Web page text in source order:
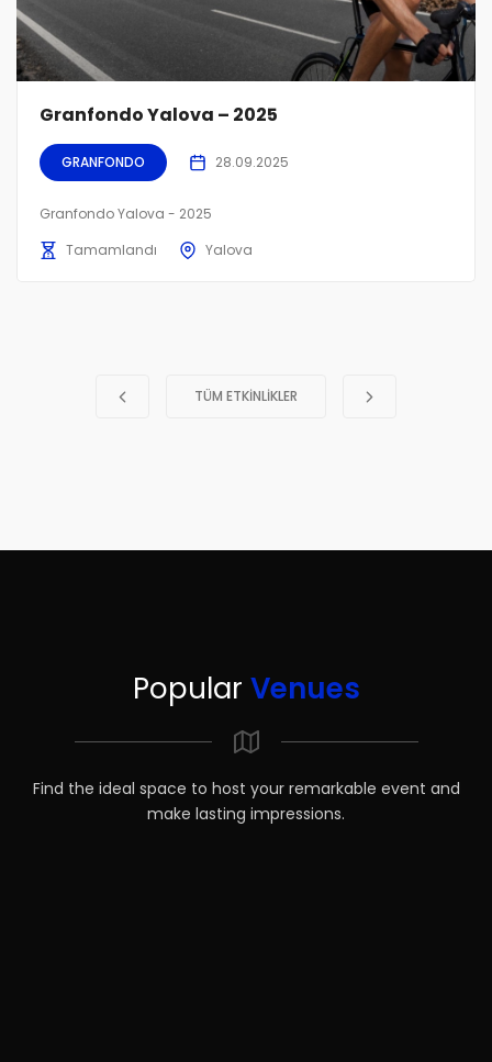
Granfondo Yalova – 2025
GRANFONDO 28.09.2025
Granfondo Yalova - 2025
Tamamlandı
Yalova
TÜM ETKINLIKLER
Popular Venues
Find the ideal space to host your remarkable event and
make lasting impressions.